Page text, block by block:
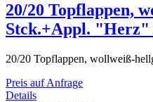
20/20 Topflappen,
Stck.+Appl. "Herz"
20/20 Topflappen, wollweiß-
Preis auf Anfrage
Details